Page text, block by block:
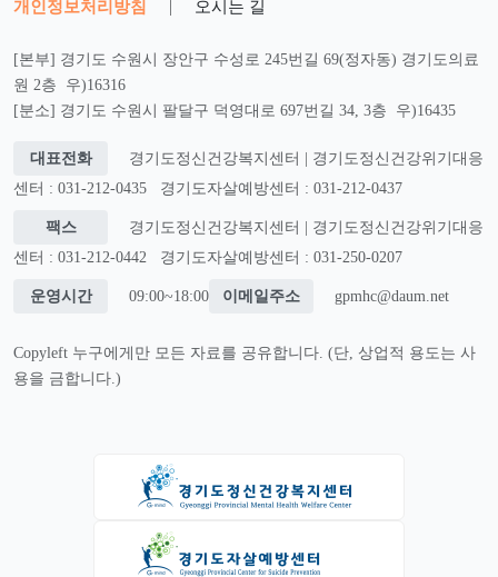
개인정보처리방침 | 오시는 길
[본부] 경기도 수원시 장안구 수성로 245번길 69(정자동) 경기도의료
원 2층 우)16316
[분소] 경기도 수원시 팔달구 덕영대로 697번길 34, 3층 우)16435
대표전화
경기도정신건강복지센터 | 경기도정신건강위기대응
센터 : 031-212-0435
경기도자살예방센터 : 031-212-0437
팩스
경기도정신건강복지센터 | 경기도정신건강위기대응
센터 : 031-212-0442
경기도자살예방센터 : 031-250-0207
운영시간 09:00~18:00 이메일주소 gpmhc@daum.net
Copyleft 누구에게만 모든 자료를 공유합니다. (단, 상업적 용도는 사
용을 금합니다.)